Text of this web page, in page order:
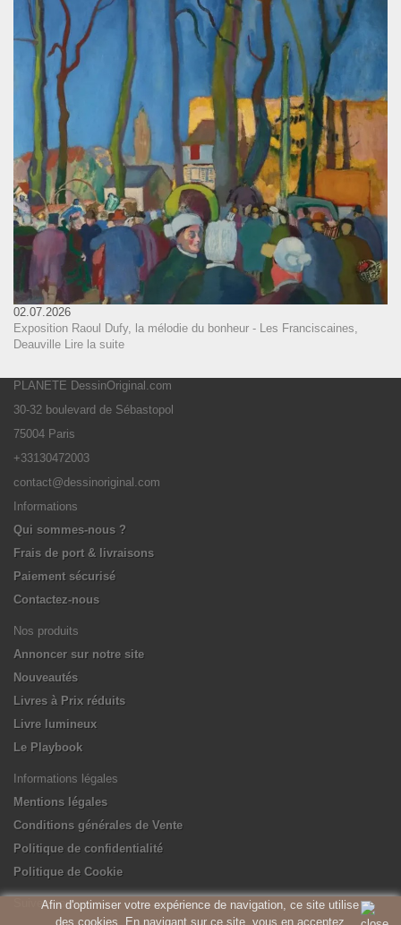
Afin d'optimiser votre expérience de navigation, ce site utilise
des cookies. En navigant sur ce site, vous en acceptez
02.07.2026
Exposition Raoul Dufy, la mélodie du bonheur - Les Franciscaines,
Deauville Lire la suite
PLANETE DessinOriginal.com
30-32 boulevard de Sébastopol
75004 Paris
+33130472003
contact@dessinoriginal.com
Informations
Qui sommes-nous ?
Frais de port & livraisons
Paiement sécurisé
Contactez-nous
Nos produits
Annoncer sur notre site
Nouveautés
Livres à Prix réduits
Livre lumineux
Le Playbook
Informations légales
Mentions légales
Conditions générales de Vente
Politique de confidentialité
Politique de Cookie
Suivez-nous